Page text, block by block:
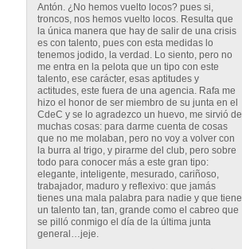
Antón. ¿No hemos vuelto locos? pues si,
troncos, nos hemos vuelto locos. Resulta que
la única manera que hay de salir de una crisis
es con talento, pues con esta medidas lo
tenemos jodido, la verdad. Lo siento, pero no
me entra en la pelota que un tipo con este
talento, ese carácter, esas aptitudes y
actitudes, este fuera de una agencia. Rafa me
hizo el honor de ser miembro de su junta en el
CdeC y se lo agradezco un huevo, me sirvió de
muchas cosas: para darme cuenta de cosas
que no me molaban, pero no voy a volver con
la burra al trigo, y pirarme del club, pero sobre
todo para conocer más a este gran tipo:
elegante, inteligente, mesurado, cariñoso,
trabajador, maduro y reflexivo: que jamás
tienes una mala palabra para nadie y que tiene
un talento tan, tan, grande como el cabreo que
se pilló conmigo el día de la última junta
general…jeje.